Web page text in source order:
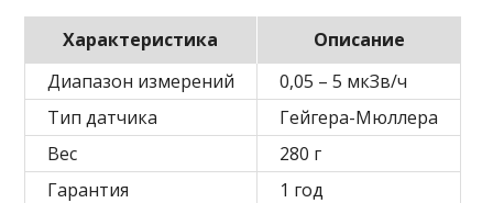
Характеристика
Описание
Диапазон измерений
0,05 – 5 мкЗв/ч
Тип датчика
Гейгера-Мюллера
Вес
280 г
Гарантия
1 год